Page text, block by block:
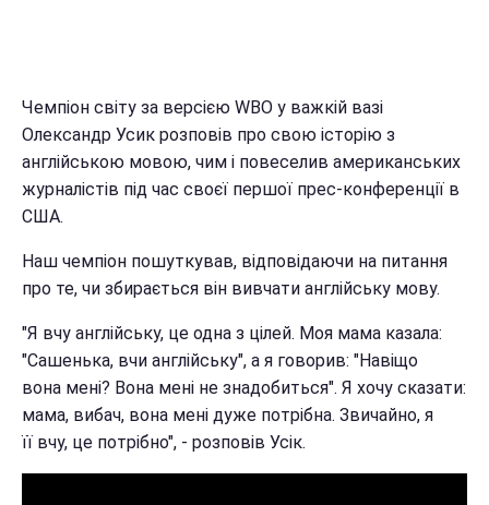
Чемпіон світу за версією WBO у важкій вазі
Олександр Усик розповів про свою історію з
англійською мовою, чим і повеселив американських
журналістів під час своєї першої прес-конференції в
США.
Наш чемпіон пошуткував, відповідаючи на питання
про те, чи збирається він вивчати англійську мову.
"Я вчу англійську, це одна з цілей. Моя мама казала:
"Сашенька, вчи англійську", а я говорив: "Навіщо
вона мені? Вона мені не знадобиться". Я хочу сказати:
мама, вибач, вона мені дуже потрібна. Звичайно, я
її вчу, це потрібно", - розповів Усік.